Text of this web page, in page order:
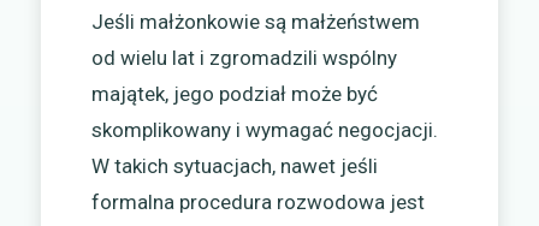
Jeśli małżonkowie są małżeństwem
od wielu lat i zgromadzili wspólny
majątek, jego podział może być
skomplikowany i wymagać negocjacji.
W takich sytuacjach, nawet jeśli
formalna procedura rozwodowa jest